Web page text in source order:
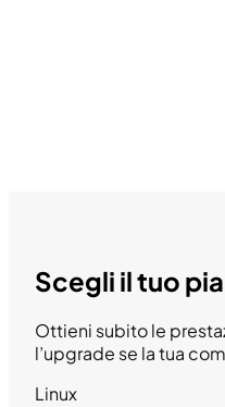
Scegli il tuo
Ottieni subito le
l’upgrade se la tua
Linux